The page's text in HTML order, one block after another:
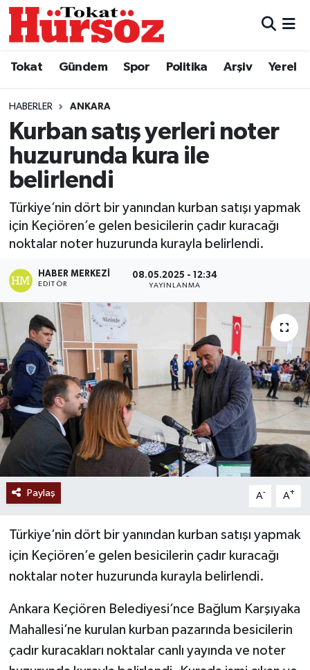
Tokat Gündem Spor Politika Arşiv Yerel
HABERLER ANKARA
Kurban satış yerleri noter
huzurunda kura ile
belirlendi
Türkiye’nin dört bir yanından kurban satışı yapmak
için Keçiören’e gelen besicilerin çadır kuracağı
noktalar noter huzurunda kurayla belirlendi.
HABER MERKEZI
EDITÖR
08.05.2025 - 12:34
YAYINLANMA
Paylaş A- A+
Türkiye’nin dört bir yanından kurban satışı yapmak
için Keçiören’e gelen besicilerin çadır kuracağı
noktalar noter huzurunda kurayla belirlendi.
Ankara Keçiören Belediyesi’nce Bağlum Karşıyaka
Mahallesi’ne kurulan kurban pazarında besicilerin
çadır kuracakları noktalar canlı yayında ve noter
Türkiye Gündemi
Gündem
Asayiş
Politika
Eğitim
Ekonomi
Sağlık
Tokat Haber
Hava Durumu
Tokat Namaz Vakitleri
Trafik Durumu
Tüm Manşetler
Haber Arşivi